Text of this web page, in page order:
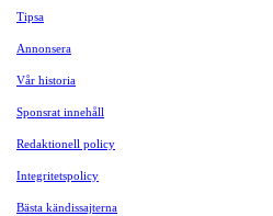
Tipsa
Annonsera
Vår historia
Sponsrat innehåll
Redaktionell policy
Integritetspolicy
Bästa kändissajterna